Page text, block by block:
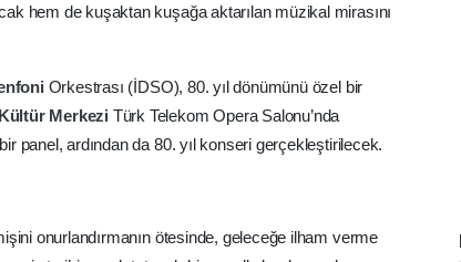
hem de kuşaktan kuşağa aktarılan müzikal mirasını
Orkestrası (İDSO), 80. yıl dönümünü özel bir
Kültür Merkezi Türk Telekom Opera Salonu’nda
panel, ardından da 80. yıl konseri gerçekleştirilecek.
onurlandırmanın ötesinde, geleceğe ilham verme